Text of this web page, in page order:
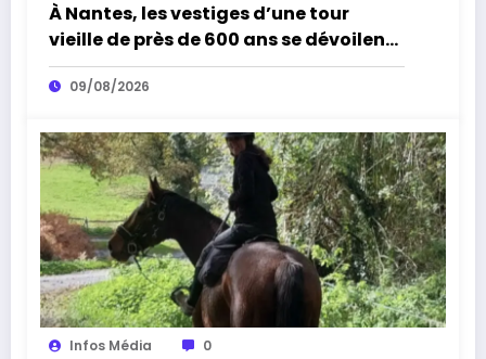
À Nantes, les vestiges d’une tour
vieille de près de 600 ans se dévoilent
exceptionnellement au public
09/08/2026
Infos Média 0